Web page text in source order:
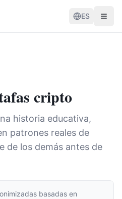
ES
cripto
historia educativa,
patrones reales de
de los demás antes de
basadas en